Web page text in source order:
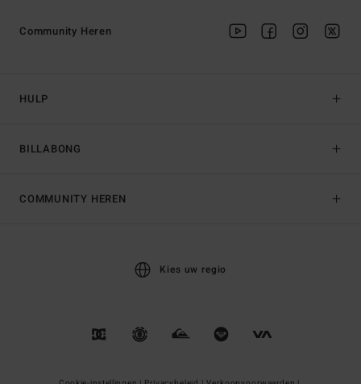
HULP
BILLABONG
Community Heren
COMMUNITY HEREN
Kies uw regio